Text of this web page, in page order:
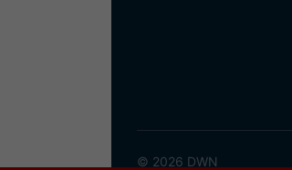
© 2026 DWN